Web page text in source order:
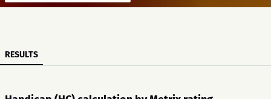
RESULTS